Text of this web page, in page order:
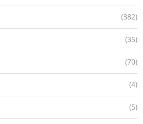
(382)
(35)
(70)
(4)
(5)